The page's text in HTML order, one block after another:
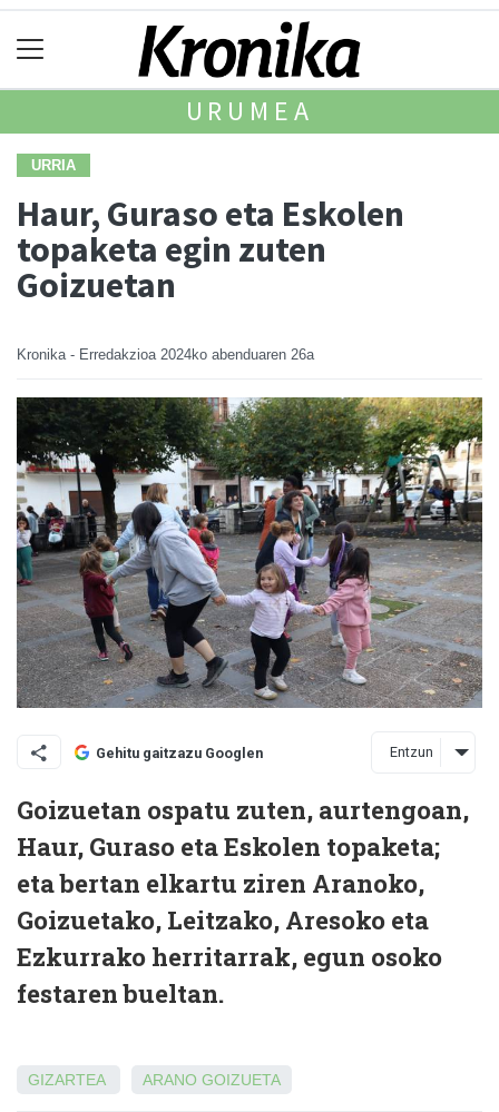
URUMEA
URRIA
Haur, Guraso eta Eskolen
topaketa egin zuten
Goizuetan
Kronika - Erredakzioa 2024ko abenduaren 26a
Gehitu gaitzazu Googlen Entzun
Goizuetan ospatu zuten, aurtengoan,
Haur, Guraso eta Eskolen topaketa;
eta bertan elkartu ziren Aranoko,
Goizuetako, Leitzako, Aresoko eta
Ezkurrako herritarrak, egun osoko
festaren bueltan.
GIZARTEA ARANO GOIZUETA